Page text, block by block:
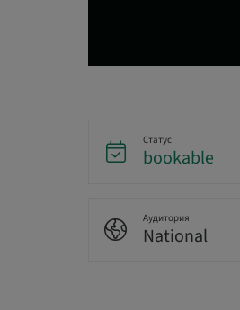
Статус
bookable
Аудитория
National